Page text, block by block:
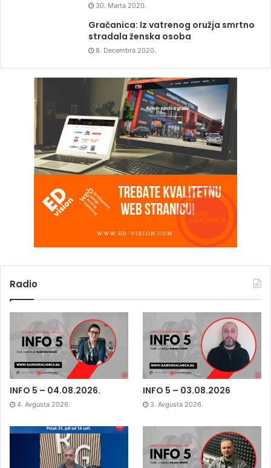
30. Marta 2020.
Gračanica: Iz vatrenog oružja smrtno
stradala ženska osoba
8. Decembra 2020.
Radio
INFO 5 – 04.08.2026.
4. Avgusta 2026.
INFO 5 – 03.08.2026
3. Avgusta 2026.